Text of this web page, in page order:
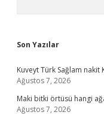
Son Yazılar
Kuveyt Türk Sağlam
Ağustos 7, 2026
Maki bitki örtüsü hangi
Ağustos 7, 2026